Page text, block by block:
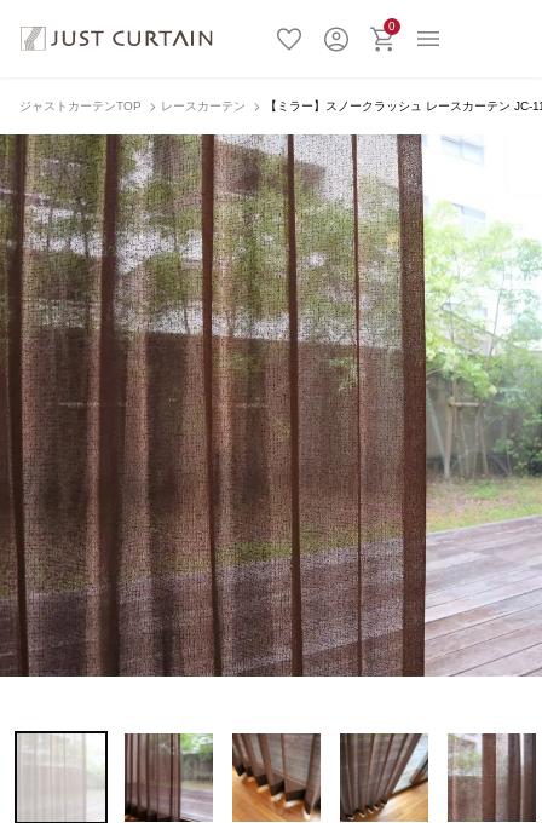
0
ジャストカーテンTOP レースカーテン 【ミラー】スノークラッシュ レースカーテン JC-